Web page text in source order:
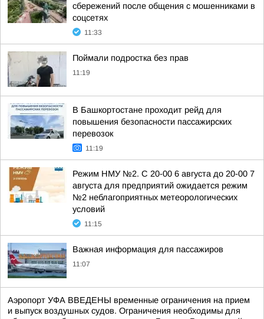
сбережений после общения с мошенниками в
соцсетях
11:33
Поймали подростка без прав
11:19
В Башкортостане проходит рейд для
повышения безопасности пассажирских
перевозок
11:19
Режим НМУ №2. С 20-00 6 августа до 20-00 7
августа для предприятий ожидается режим
№2 неблагоприятных метеорологических
условий
11:15
Важная информация для пассажиров
11:07
Аэропорт УФА ВВЕДЕНЫ временные ограничения на прием
и выпуск воздушных судов. Ограничения необходимы для